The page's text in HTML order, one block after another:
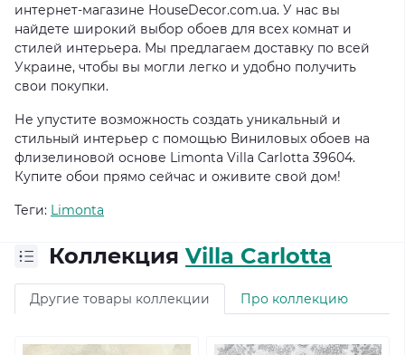
интернет-магазине HouseDecor.com.ua. У нас вы
найдете широкий выбор обоев для всех комнат и
стилей интерьера. Мы предлагаем доставку по всей
Украине, чтобы вы могли легко и удобно получить
свои покупки.
Не упустите возможность создать уникальный и
стильный интерьер с помощью Виниловых обоев на
флизелиновой основе Limonta Villa Carlotta 39604.
Купите обои прямо сейчас и оживите свой дом!
Теги: Limonta
Коллекция Villa Carlotta
Другие товары коллекции Про коллекцию